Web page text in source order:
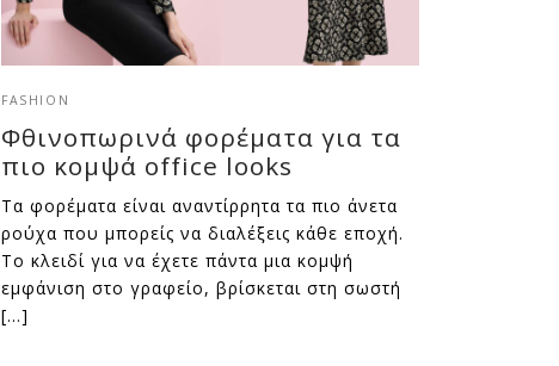
FASHION
Φθινοπωρινά φορέματα για τα
πιο κομψά office looks
Τα φορέματα είναι αναντίρρητα τα πιο άνετα
ρούχα που μπορείς να διαλέξεις κάθε εποχή.
Το κλειδί για να έχετε πάντα μια κομψή
εμφάνιση στο γραφείο, βρίσκεται στη σωστή
[…]